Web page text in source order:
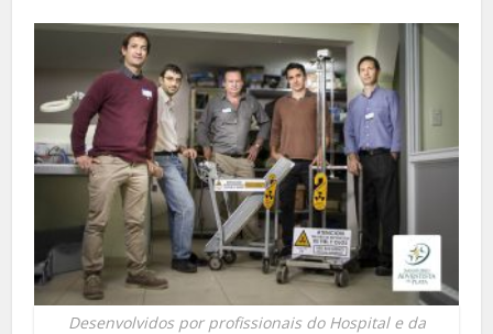
Desenvolvidos por profissionais do Hospital e da